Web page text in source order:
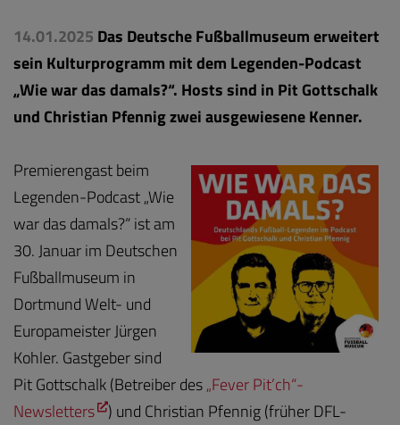
14.01.2025 Das Deutsche Fußballmuseum erweitert
sein Kulturprogramm mit dem Legenden-Podcast
„Wie war das damals?“. Hosts sind in Pit Gottschalk
und Christian Pfennig zwei ausgewiesene Kenner.
Premierengast beim
Legenden-Podcast „Wie
war das damals?“ ist am
30. Januar im Deutschen
Fußballmuseum in
Dortmund Welt- und
Europameister Jürgen
Kohler. Gastgeber sind
Pit Gottschalk (Betreiber des„Fever Pit’ch“-
Newsletters ) und Christian Pfennig (früher DFL-